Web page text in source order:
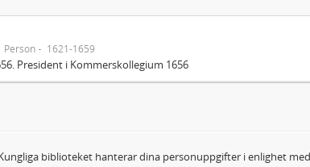
Person 1621-1659
President i Kommerskollegium 1656
biblioteket hanterar dina personuppgifter i enlighet